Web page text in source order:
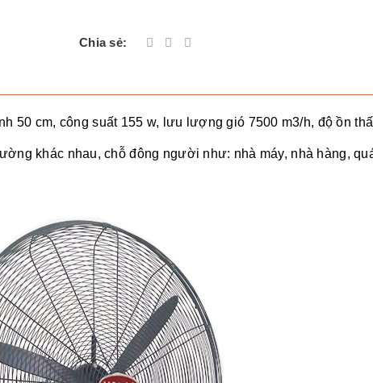
Chia sẻ:
50 cm, công suất 155 w, lưu lượng gió 7500 m3/h, độ ồn
khác nhau, chỗ đông người như: nhà máy, nhà hàng,